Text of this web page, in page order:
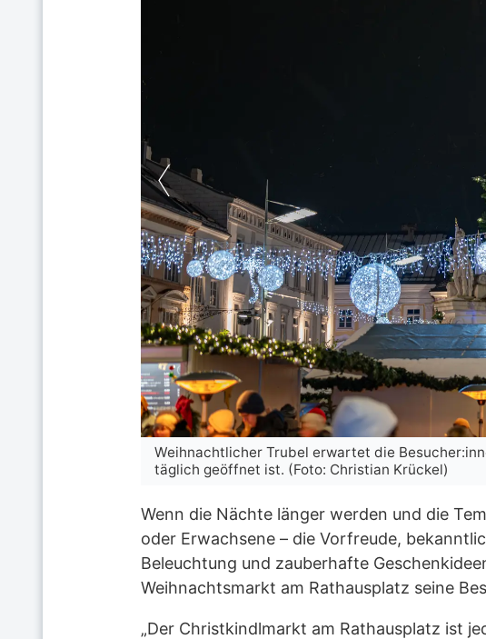
Weihnachtlicher Trubel erwartet die
täglich geöffnet ist. (Foto: Christian Krückel)
Wenn die Nächte länger werden und die
oder Erwachsene – die Vorfreude,
Beleuchtung und zauberhafte
Weihnachtsmarkt am Rathausplatz seine
„Der Christkindlmarkt am Rathausplatz ist